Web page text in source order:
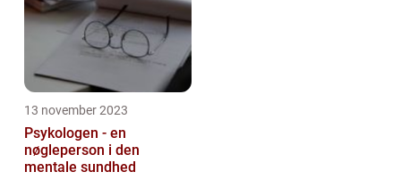
13 november 2023
Psykologen - en
nøgleperson i den
mentale sundhed